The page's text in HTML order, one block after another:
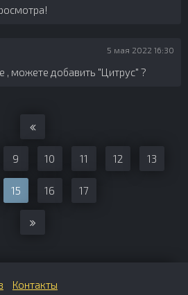
5 мая 2022 16:30
, можете добавить "Цитрус" ?
9 10 11 12 13
15 16 17
Контакты